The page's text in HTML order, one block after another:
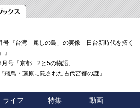
号『台湾「麗しの島」の実像 日台新時代を拓く「3
』
月号『京都 2と5の物語』
飛鳥・藤原に隠された古代宮都の謎』
ライフ 特集 動画